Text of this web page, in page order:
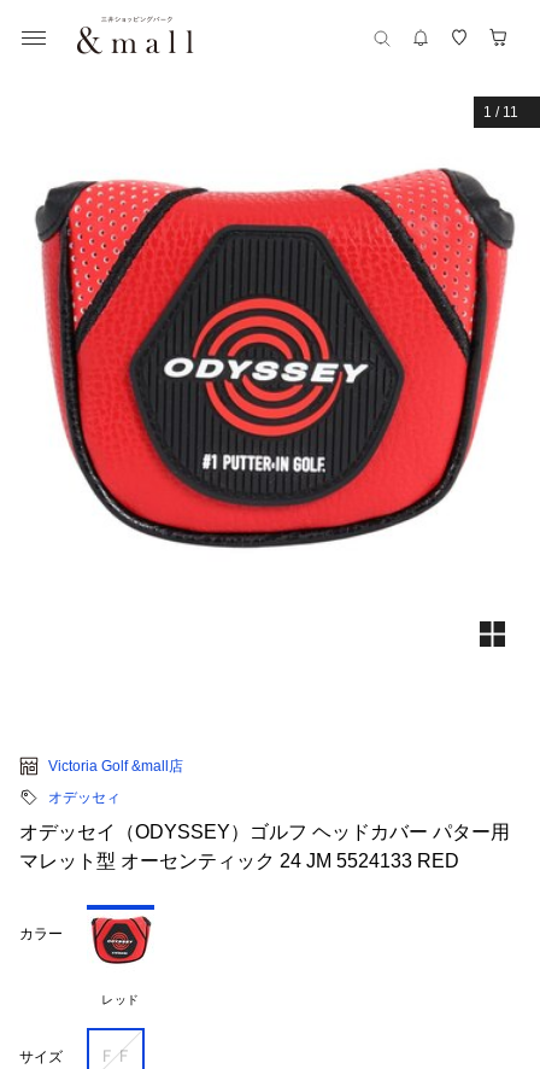
1 / 11
Victoria Golf &mall店
オデッセィ
オデッセイ（ODYSSEY）ゴルフ ヘッドカバー パター用
マレット型 オーセンティック 24 JM 5524133 RED
カラー
レッド
サイズ ＦＦ